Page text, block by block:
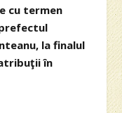
cu termen
la finalul
în